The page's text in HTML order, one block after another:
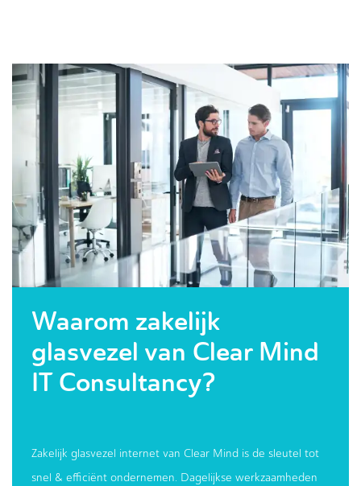
Waarom zakelijk
glasvezel van Clear Mind
IT Consultancy?
Zakelijk glasvezel internet van Clear Mind is de sleutel tot
snel & efficiënt ondernemen. Dagelijkse werkzaamheden